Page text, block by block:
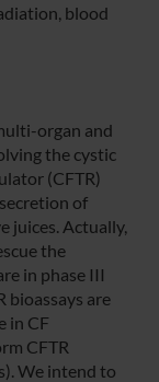
blood
organ and
the cystic
(CFTR)
of
juices. Actually,
the
in phase III
bioassays are
in CF
CFTR
We intend to